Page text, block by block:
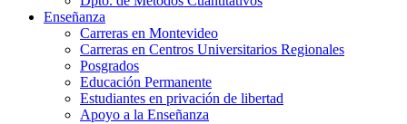
Enseñanza
Carreras en Montevideo
Carreras en Centros Universitarios Regionales
Posgrados
Educación Permanente
Estudiantes en privación de libertad
Apoyo a la Enseñanza